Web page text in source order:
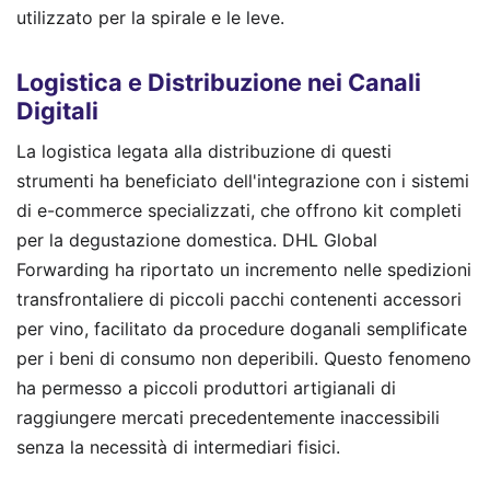
utilizzato per la spirale e le leve.
Logistica e Distribuzione nei Canali
Digitali
La logistica legata alla distribuzione di questi
strumenti ha beneficiato dell'integrazione con i sistemi
di e-commerce specializzati, che offrono kit completi
per la degustazione domestica. DHL Global
Forwarding ha riportato un incremento nelle spedizioni
transfrontaliere di piccoli pacchi contenenti accessori
per vino, facilitato da procedure doganali semplificate
per i beni di consumo non deperibili. Questo fenomeno
ha permesso a piccoli produttori artigianali di
raggiungere mercati precedentemente inaccessibili
senza la necessità di intermediari fisici.